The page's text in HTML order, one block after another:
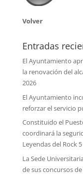
Volver
Entradas
El Ayuntamiento
la renovación del
2026
El Ayuntamiento
reforzar el servicio
Constituido el
coordinará la
Leyendas del Rock
La Sede
de sus concursos